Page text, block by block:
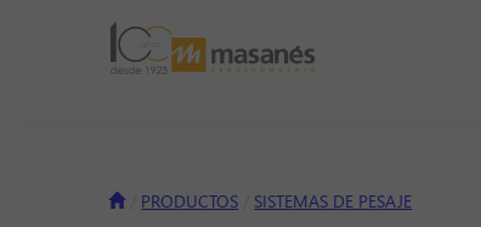
PRODUCTOS SISTEMAS DE PESAJE